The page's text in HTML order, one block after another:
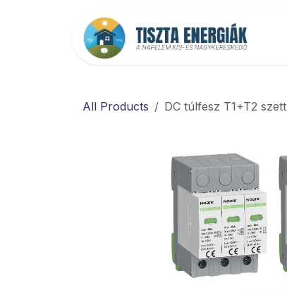
All Products DC túlfesz T1+T2 szett